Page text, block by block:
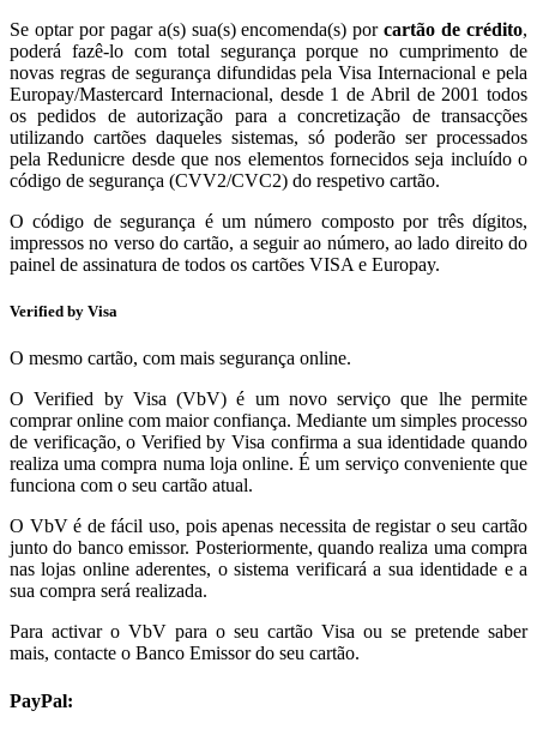
Se optar por pagar a(s) sua(s) encomenda(s) porcartão de crédito,
poderá fazê-lo com total segurança porque no cumprimento de
novas regras de segurança difundidas pela Visa Internacional e pela
Europay/Mastercard Internacional, desde 1 de Abril de 2001 todos
os pedidos de autorização para a concretização de transacções
utilizando cartões daqueles sistemas, só poderão ser processados
pela Redunicre desde que nos elementos fornecidos seja incluído o
código de segurança (CVV2/CVC2) do respetivo cartão.
O código de segurança é um número composto por três dígitos,
impressos no verso do cartão, a seguir ao número, ao lado direito do
painel de assinatura de todos os cartões VISA e Europay.
Verified by Visa
O mesmo cartão, com mais segurança online.
O Verified by Visa (VbV) é um novo serviço que lhe permite
comprar online com maior confiança. Mediante um simples processo
de verificação, o Verified by Visa confirma a sua identidade quando
realiza uma compra numa loja online. É um serviço conveniente que
funciona com o seu cartão atual.
O VbV é de fácil uso, pois apenas necessita de registar o seu cartão
junto do banco emissor. Posteriormente, quando realiza uma compra
nas lojas online aderentes, o sistema verificará a sua identidade e a
sua compra será realizada.
Para activar o VbV para o seu cartão Visa ou se pretende saber
mais, contacte o Banco Emissor do seu cartão.
PayPal: